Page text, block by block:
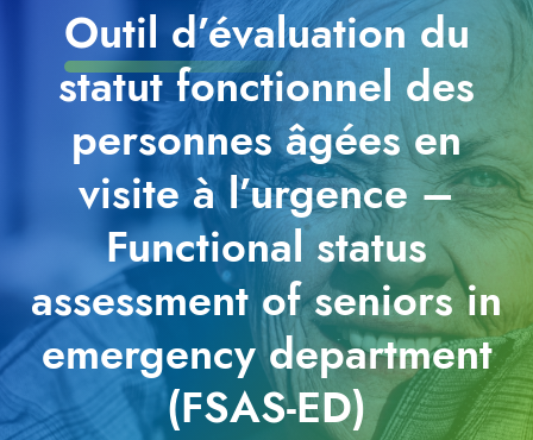
Outil d’évaluation du
statut fonctionnel des
personnes âgées en
visite à l’urgence –
Functional status
assessment of seniors in
emergency department
(FSAS-ED)